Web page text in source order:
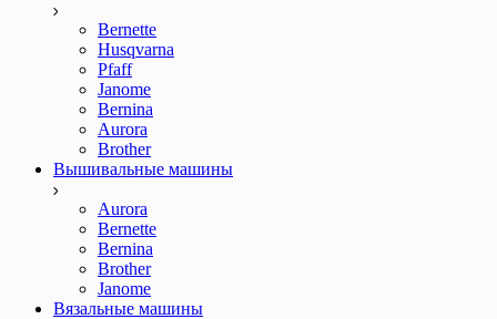
Bernette
Husqvarna
Pfaff
Janome
Bernina
Aurora
Brother
Вышивальные машины
Aurora
Bernette
Bernina
Brother
Janome
Вязальные машины